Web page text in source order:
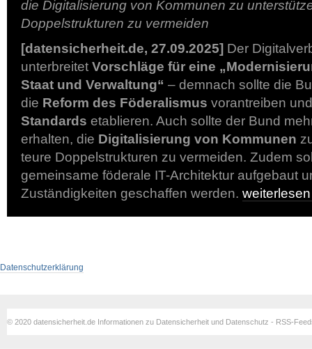
die Digitalisierung von Kommunen zu
Doppelstrukturen zu vermeiden
[datensicherheit.de, 27.09.2025] Der
unterbreitet Vorschläge für eine
Staat und Verwaltung“ – demnach sollte die
die Reform des Föderalismus vorantreiben
Standards etablieren. Auch sollte der Bund
erhalten, die Digitalisierung von Kommunen
teure Doppelstrukturen zu vermeiden. Zudem
gemeinsame föderale IT-Architektur aufgebaut
Zuständigkeiten geschaffen werden.
Datenschutzerklärung
© 2020 datensicherheit.de Informationen zu Datensicherheit und Datenschutz - RSS-